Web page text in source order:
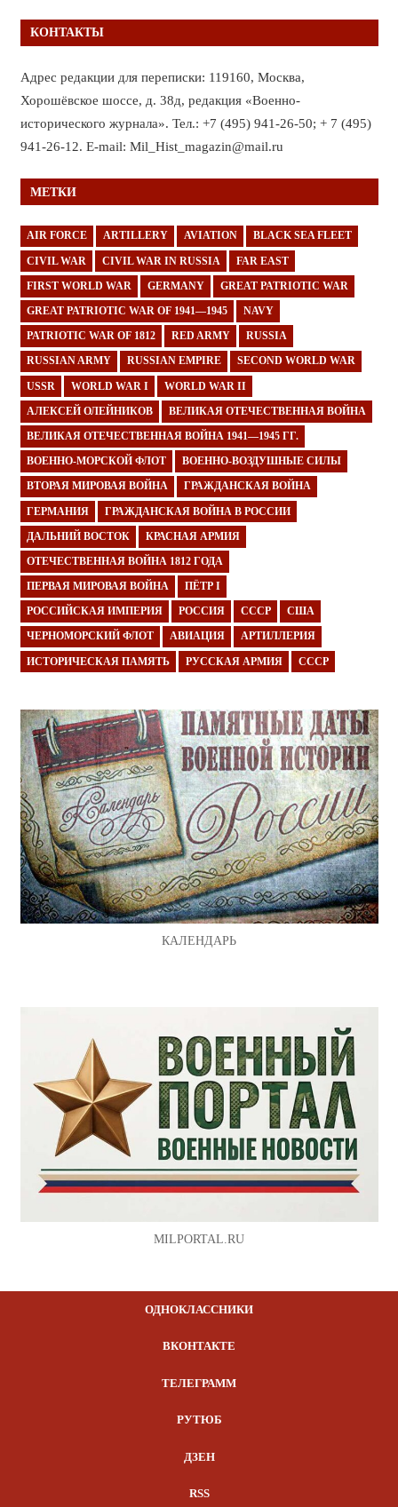
КОНТАКТЫ
Адрес редакции для переписки: 119160, Москва,
Хорошёвское шоссе, д. 38д, редакция «Военно-
исторического журнала». Тел.: +7 (495) 941-26-50; + 7 (495)
941-26-12. E-mail: Mil_Hist_magazin@mail.ru
МЕТКИ
AIR FORCE ARTILLERY AVIATION BLACK SEA FLEET
CIVIL WAR CIVIL WAR IN RUSSIA FAR EAST
FIRST WORLD WAR GERMANY GREAT PATRIOTIC WAR
GREAT PATRIOTIC WAR OF 1941—1945 NAVY
PATRIOTIC WAR OF 1812 RED ARMY RUSSIA
RUSSIAN ARMY RUSSIAN EMPIRE SECOND WORLD WAR
USSR WORLD WAR I WORLD WAR II
АЛЕКСЕЙ ОЛЕЙНИКОВ ВЕЛИКАЯ ОТЕЧЕСТВЕННАЯ ВОЙНА
ВЕЛИКАЯ ОТЕЧЕСТВЕННАЯ ВОЙНА 1941—1945 ГГ.
ВОЕННО-МОРСКОЙ ФЛОТ ВОЕННО-ВОЗДУШНЫЕ СИЛЫ
ВТОРАЯ МИРОВАЯ ВОЙНА ГРАЖДАНСКАЯ ВОЙНА
ГЕРМАНИЯ ГРАЖДАНСКАЯ ВОЙНА В РОССИИ
ДАЛЬНИЙ ВОСТОК КРАСНАЯ АРМИЯ
ОТЕЧЕСТВЕННАЯ ВОЙНА 1812 ГОДА
ПЕРВАЯ МИРОВАЯ ВОЙНА ПЁТР I
РОССИЙСКАЯ ИМПЕРИЯ РОССИЯ СССР США
ЧЕРНОМОРСКИЙ ФЛОТ АВИАЦИЯ АРТИЛЛЕРИЯ
ИСТОРИЧЕСКАЯ ПАМЯТЬ РУССКАЯ АРМИЯ СССР
КАЛЕНДАРЬ
MILPORTAL.RU
ОДНОКЛАССНИКИ
ВКОНТАКТЕ
ТЕЛЕГРАММ
РУТЮБ
ДЗЕН
RSS